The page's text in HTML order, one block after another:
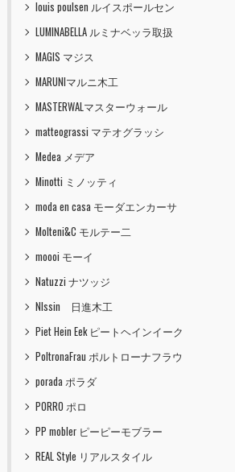
louis poulsen ルイスポールセン
LUMINABELLA ルミナベッラ取扱
MAGIS マジス
MARUNIマルニ木工
MASTERWALマスターウォール
matteograssi マテオグラッシ
Medea メデア
Minotti ミノッティ
moda en casa モーダエンカーサ
Molteni&C モルテー二
moooi モーイ
Natuzzi ナツッジ
NIssin 日進木工
Piet Hein Eek ピートヘインイーク
PoltronaFrau ポルトローナフラウ
porada ポラダ
PORRO ポロ
PP mobler ピーピーモブラー
REAL Style リアルスタイル